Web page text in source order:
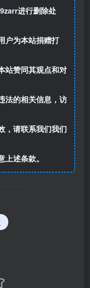
进行删除处
户为本站捐赠打
站赞同其观点和对
法的相关信息，访
，请联系我们我们
述条款。